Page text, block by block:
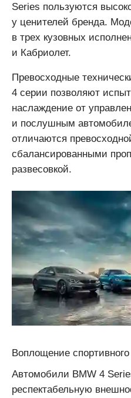
Series пользуются
у ценителей бренда.
в трех кузовных
и Кабриолет.
Превосходные
4 серии позволяют
наслаждение от
и послушным
отличаются
сбалансированными
развесовкой.
Воплощение
Автомобили BMW 4
респектабельную